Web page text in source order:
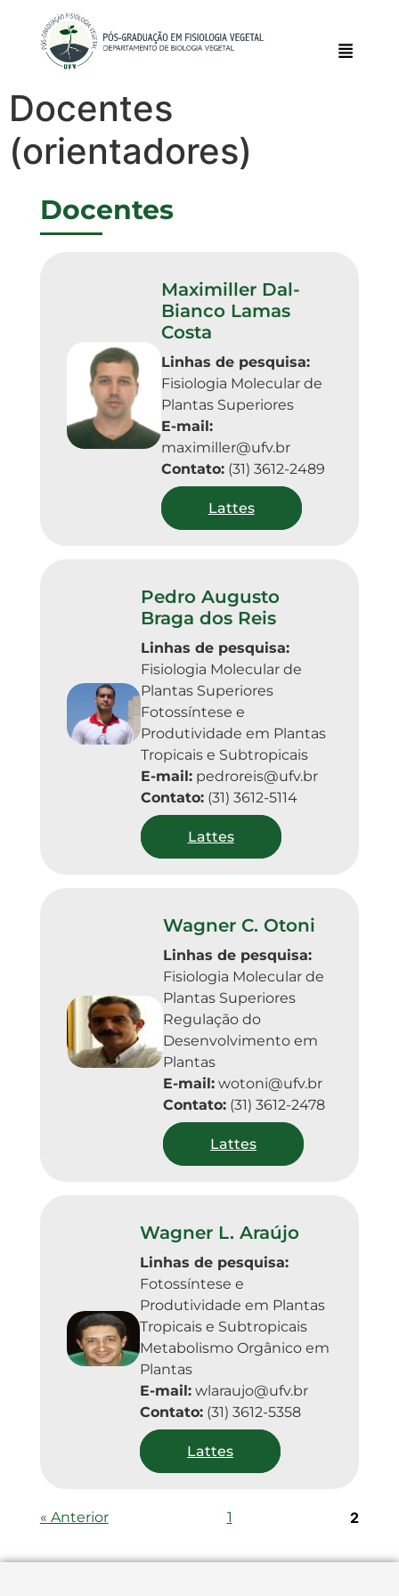
Docentes
(orientadores)
Docentes
Maximiller Dal-
Bianco Lamas
Costa
Linhas de pesquisa:
Fisiologia Molecular de
Plantas Superiores
E-mail:
maximiller@ufv.br
Contato:(31) 3612-2489
Lattes
Pedro Augusto
Braga dos Reis
Linhas de pesquisa:
Fisiologia Molecular de
Plantas Superiores
Fotossíntese e
Produtividade em Plantas
Tropicais e Subtropicais
E-mail:pedroreis@ufv.br
Contato:(31) 3612-5114
Lattes
Wagner C. Otoni
Linhas de pesquisa:
Fisiologia Molecular de
Plantas Superiores
Regulação do
Desenvolvimento em
Plantas
E-mail: wotoni@ufv.br
Contato: (31) 3612-2478
Lattes
Wagner L. Araújo
Linhas de pesquisa:
Fotossíntese e
Produtividade em Plantas
Tropicais e Subtropicais
Metabolismo Orgânico em
Plantas
E-mail: wlaraujo@ufv.br
Contato: (31) 3612-5358
Lattes
« Anterior 1 2